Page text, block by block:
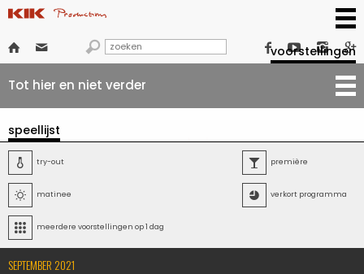
      
voorstellingen
Tot hier en niet verder
speellijst
 try-out  première
 matinee  verkort programma
 meerdere voorstellingen op 1 dag
SEPTEMBER 2021